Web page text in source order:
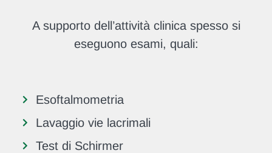
A supporto dell’attività clinica spesso si
eseguono esami, quali:
Esoftalmometria
Lavaggio vie lacrimali
Test di Schirmer